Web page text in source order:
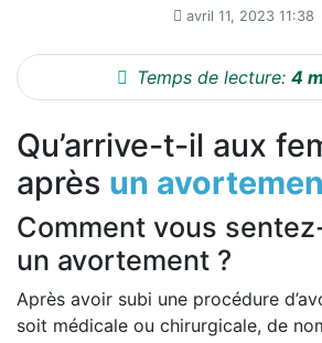
avril 11, 2023 11:38
Temps de lecture: 4
Qu’arrive-t-il aux
après un
Comment vous
un avortement ?
Après avoir subi une procédure
soit médicale ou chirurgicale, de